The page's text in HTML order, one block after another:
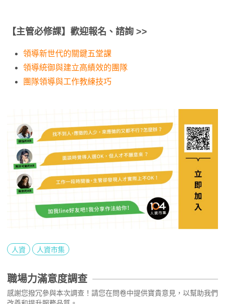
【主管必修課】歡迎報名、諮詢 >>
領導新世代的關鍵五堂課
領導統御與建立高績效的團隊
團隊領導與工作教練技巧
人資 人資市集
職場力滿意度調查
感謝您撥冗參與本次調查！請您在問卷中提供寶貴意見，以幫助我們